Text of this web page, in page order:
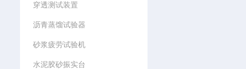
穿透测试装置
沥青蒸馏试验器
砂浆疲劳试验机
水泥胶砂振实台